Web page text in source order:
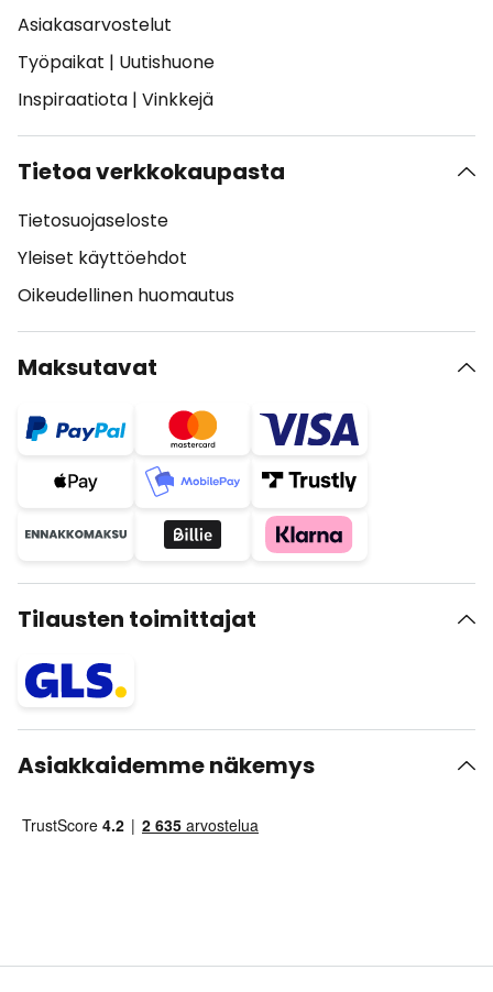
Asiakasarvostelut
Työpaikat | Uutishuone
Inspiraatiota | Vinkkejä
Tietoa verkkokaupasta
Tietosuojaseloste
Yleiset käyttöehdot
Oikeudellinen huomautus
Maksutavat
Tilausten toimittajat
Asiakkaidemme näkemys